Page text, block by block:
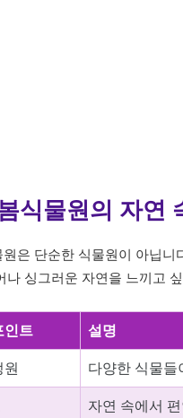
식물원의 자연
원은 단순한 식물원이 아닙
나 싱그러운 자연을 느끼고
인트 설명
원 다양한 식물들
자연 속에서